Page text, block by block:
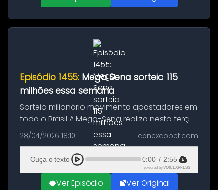
Episódio 1455: Mega Sena sorteia 115
milhões essa semana
Sorteio milionário movimenta apostadores em
todo o Brasil A Mega-Sena realiza nesta terça-
feira (28) mais um sorteio com prêmio
elevado, estimado em R$ 115 milhões. O
concurso acontece no Espaço da So...
28/04/2026 18:10 conexaobet.com
Ouça o texto 0:00 / 2:55
powered by VOICEXPRESS
Ver Episódio Ver Original